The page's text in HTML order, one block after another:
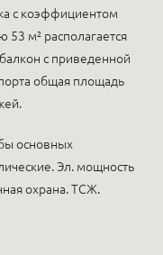
с коэффициентом
53 м² располагается
с приведенной
общая площадь
основных
Эл. мощность
охрана. ТСЖ.